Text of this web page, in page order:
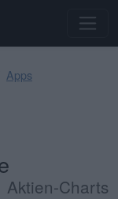
Apps
Aktien-Charts